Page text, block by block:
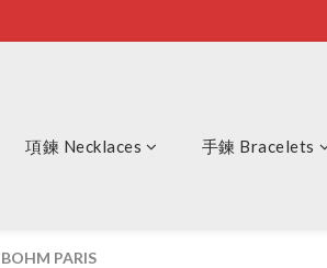
項鍊 Necklaces 手鍊 Bracelets
BOHM PARIS